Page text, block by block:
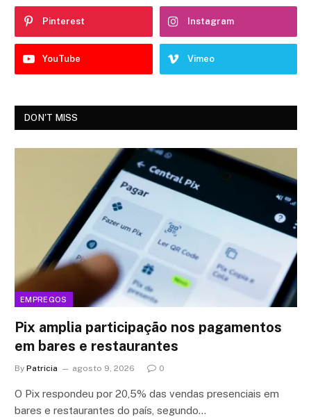
Pinterest Instagram
YouTube Vimeo
DON'T MISS
EMPREGOS
Pix amplia participação nos pagamentos
em bares e restaurantes
By Patricia agosto 9, 2026 0
O Pix respondeu por 20,5% das vendas presenciais em
bares e restaurantes do país, segundo…